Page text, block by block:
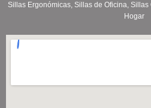
Sillas Ergonómicas, Sillas de Oficina,
Hogar